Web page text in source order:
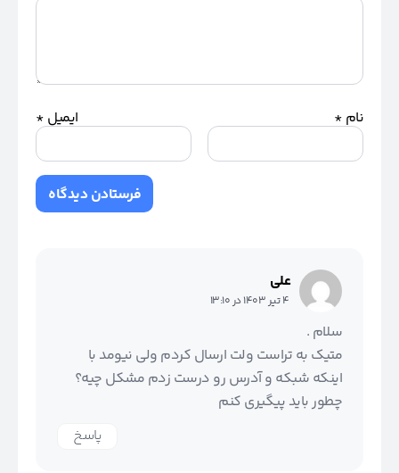
نام * ایمیل *
علی
4 تیر 1403 در 13:10
سلام .
متیک به تراست ولت ارسال کردم ولی نیومد با
اینکه شبکه و آدرس رو درست زدم مشکل چیه؟
چطور باید پیگیری کنم
پاسخ